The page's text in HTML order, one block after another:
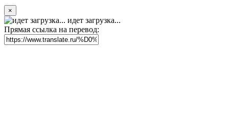
×
идет загрузка...
Прямая ссылка на перевод: